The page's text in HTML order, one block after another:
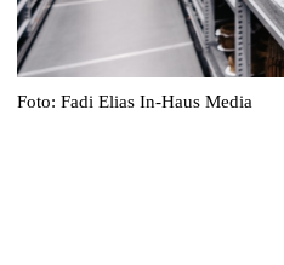
Foto: Fadi Elias In-Haus Media